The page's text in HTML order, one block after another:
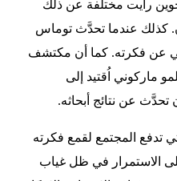
رايت مختلفة عن ذلك
كذلك عندما تحدَّث توماس
عن فكرته. كما أن مكتشف
ماركوني اُقتيد إلى
عن نتائج أبحاثه.
تدفع المجتمع لقمع فكرته
الاستمرار في ظل غياب